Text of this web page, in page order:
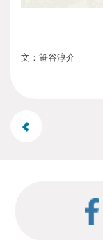
文：笹谷淳介
投